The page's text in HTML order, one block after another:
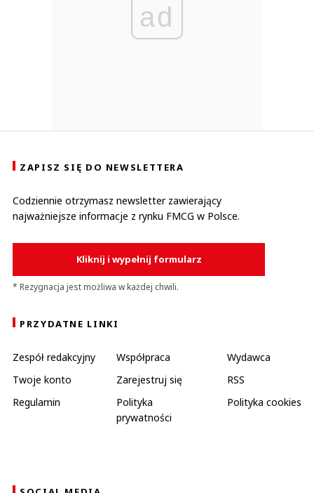
ad
ZAPISZ SIĘ DO NEWSLETTERA
Codziennie otrzymasz newsletter zawierający
najważniejsze informacje z rynku FMCG w Polsce.
Kliknij i wypełnij formularz
* Rezygnacja jest możliwa w każdej chwili.
PRZYDATNE LINKI
Zespół redakcyjny Współpraca
Wydawca
Twoje konto
Zarejestruj się
RSS
Regulamin
Polityka
prywatności
Polityka cookies